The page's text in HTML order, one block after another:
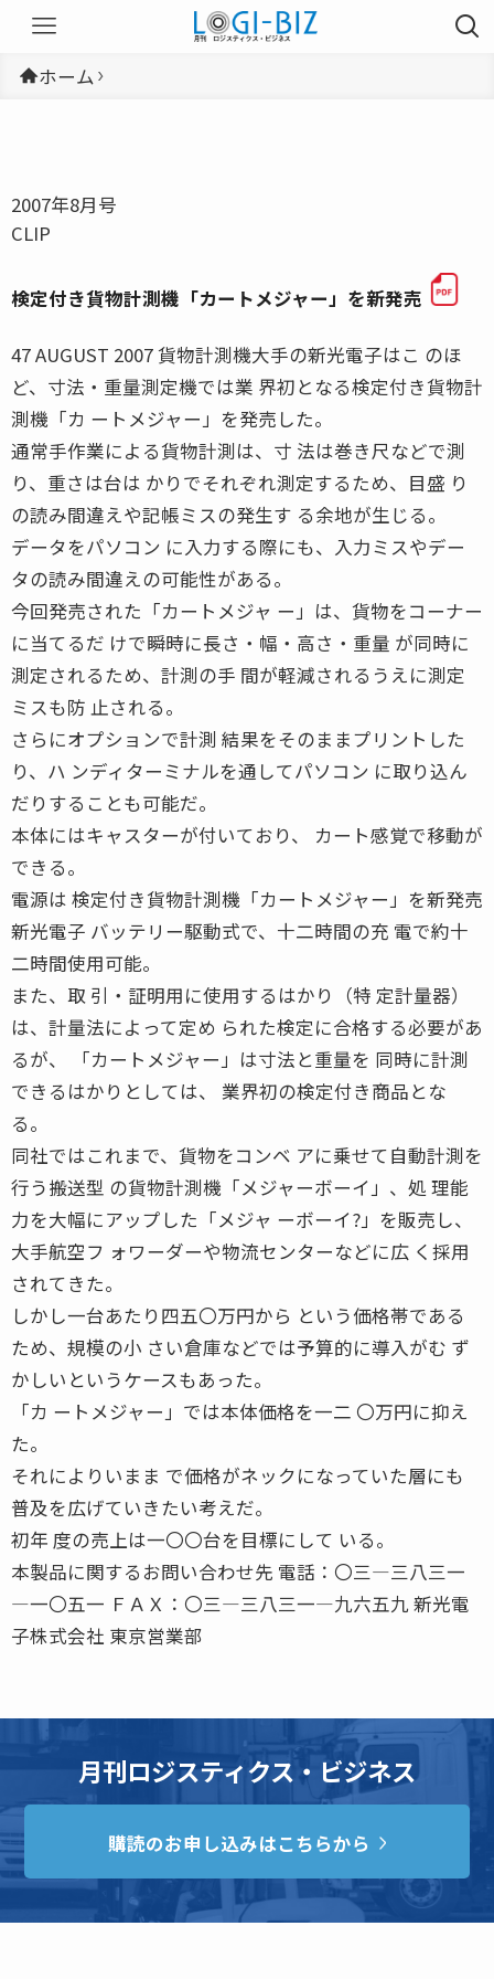
ホーム
2007年8月号
CLIP
検定付き貨物計測機「カートメジャー」を新発売
47 AUGUST 2007 貨物計測機大手の新光電子はこ のほ
ど、寸法・重量測定機では業 界初となる検定付き貨物計
測機「カ ートメジャー」を発売した。
通常手作業による貨物計測は、寸 法は巻き尺などで測
り、重さは台は かりでそれぞれ測定するため、目盛 り
の読み間違えや記帳ミスの発生す る余地が生じる。
データをパソコン に入力する際にも、入力ミスやデー
タの読み間違えの可能性がある。
今回発売された「カートメジャ ー」は、貨物をコーナー
に当てるだ けで瞬時に長さ・幅・高さ・重量 が同時に
測定されるため、計測の手 間が軽減されるうえに測定
ミスも防 止される。
さらにオプションで計測 結果をそのままプリントした
り、ハ ンディターミナルを通してパソコン に取り込ん
だりすることも可能だ。
本体にはキャスターが付いており、 カート感覚で移動が
できる。
電源は 検定付き貨物計測機「カートメジャー」を新発売
新光電子 バッテリー駆動式で、十二時間の充 電で約十
二時間使用可能。
また、取 引・証明用に使用するはかり（特 定計量器）
は、計量法によって定め られた検定に合格する必要があ
るが、 「カートメジャー」は寸法と重量を 同時に計測
できるはかりとしては、 業界初の検定付き商品とな
る。
同社ではこれまで、貨物をコンベ アに乗せて自動計測を
行う搬送型 の貨物計測機「メジャーボーイ」、処 理能
力を大幅にアップした「メジャ ーボーイ?」を販売し、
大手航空フ ォワーダーや物流センターなどに広 く採用
されてきた。
しかし一台あたり四五〇万円から という価格帯である
ため、規模の小 さい倉庫などでは予算的に導入がむ ず
かしいというケースもあった。
「カ ートメジャー」では本体価格を一二 〇万円に抑え
た。
それによりいまま で価格がネックになっていた層にも
普及を広げていきたい考えだ。
初年 度の売上は一〇〇台を目標にして いる。
本製品に関するお問い合わせ先 電話：〇三―三八三一
―一〇五一 ＦＡＸ：〇三―三八三一―九六五九 新光電
子株式会社 東京営業部
月刊ロジスティクス・ビジネス
購読のお申し込みはこちらから